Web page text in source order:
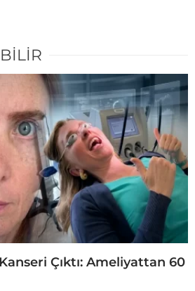
Çıktı: Ameliyattan 60